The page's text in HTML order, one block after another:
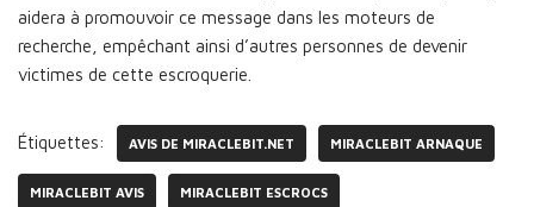
aidera à promouvoir ce message dans les moteurs de
recherche, empêchant ainsi d’autres personnes de devenir
victimes de cette escroquerie.
Étiquettes: AVIS DE MIRACLEBIT.NET MIRACLEBIT ARNAQUE
MIRACLEBIT AVIS MIRACLEBIT ESCROCS